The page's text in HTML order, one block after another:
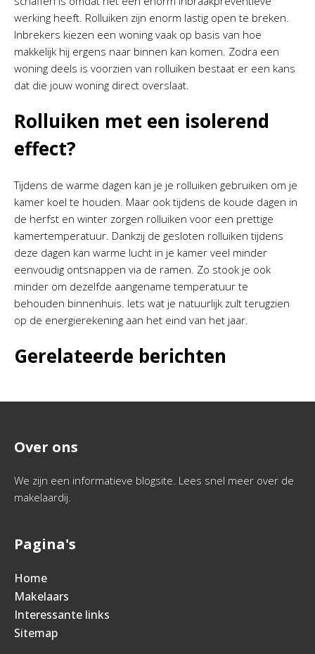
werking heeft. Rolluiken zijn enorm lastig open te breken.
Inbrekers kiezen een woning vaak op basis van hoe
makkelijk hij ergens naar binnen kan komen. Zodra een
woning deels is voorzien van rolluiken bestaat er een kans
dat die jouw woning direct overslaat.
Rolluiken met een isolerend
effect?
Tijdens de warme dagen kan je je rolluiken gebruiken om je
kamer koel te houden. Maar ook tijdens de koude dagen in
de herfst en winter zorgen rolluiken voor een prettige
kamertemperatuur. Dankzij de gesloten rolluiken tijdens
deze dagen kan warme lucht in je kamer veel minder
eenvoudig ontsnappen via de ramen. Zo stook je ook
minder om dezelfde aangename temperatuur te
behouden binnenhuis. Iets wat je natuurlijk zult terugzien
op de energierekening aan het eind van het jaar.
Gerelateerde berichten
Over ons
We zijn een informatieve blogsite. Lees snel meer over de
makelaardij.
Pagina's
Home
Makelaars
Interessante links
Sitemap